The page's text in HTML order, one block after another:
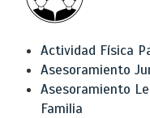
Actividad Física
Asesoramiento
Asesoramiento
Familia